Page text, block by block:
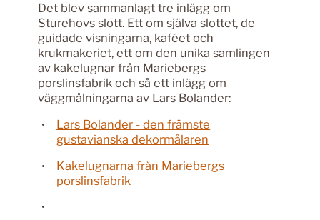
Det blev sammanlagt tre inlägg om
Sturehovs slott. Ett om själva slottet, de
guidade visningarna, kaféet och
krukmakeriet, ett om den unika samlingen
av kakelugnar från Mariebergs
porslinsfabrik och så ett inlägg om
väggmålningarna av Lars Bolander:
Lars Bolander - den främste
gustavianska dekormålaren
Kakelugnarna från Mariebergs
porslinsfabrik